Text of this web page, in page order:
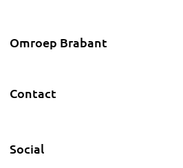
Omroep Brabant
Contact
Social